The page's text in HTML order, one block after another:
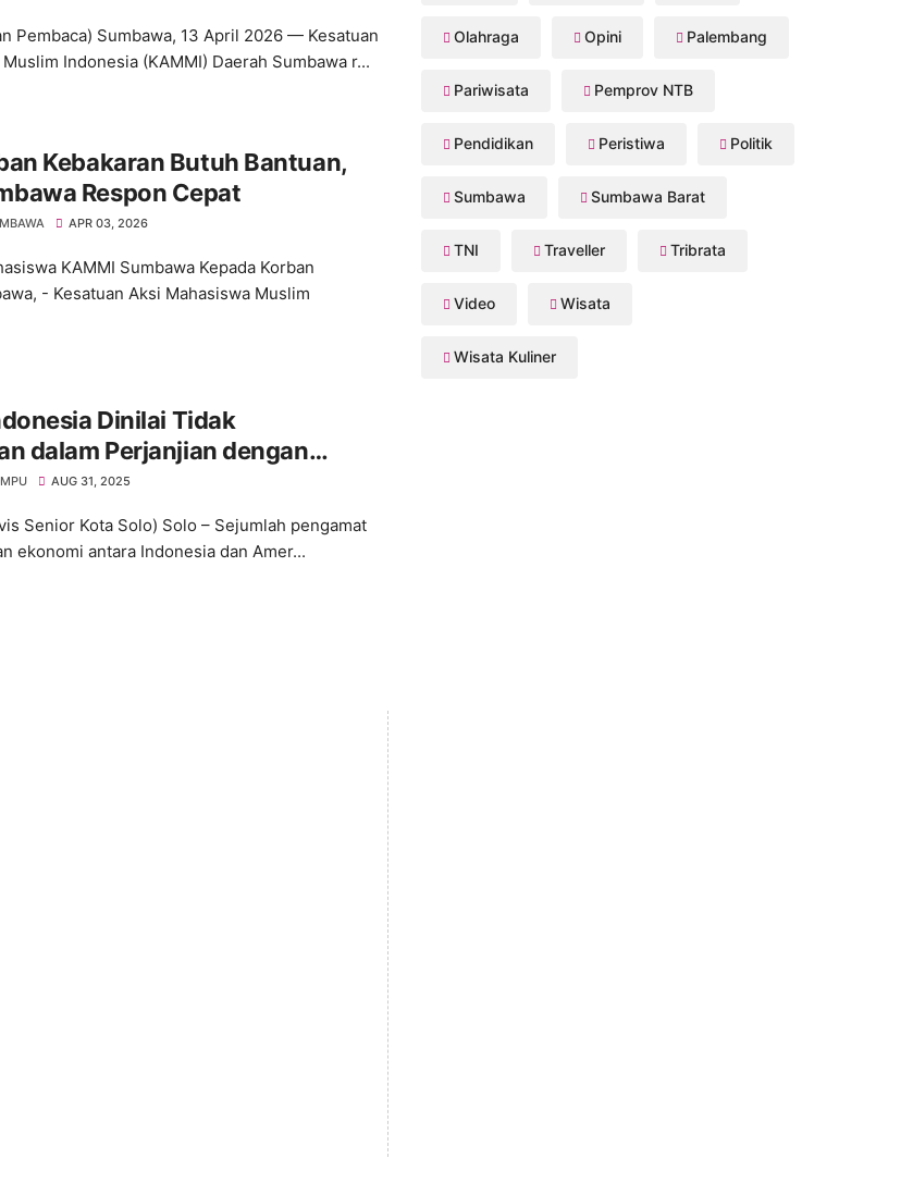
Pembaca) Sumbawa, 13 April 2026 — Kesatuan
Indonesia (KAMMI) Daerah Sumbawa r...
Kebakaran Butuh Bantuan,
Respon Cepat
APR 03, 2026
KAMMI Sumbawa Kepada Korban
- Kesatuan Aksi Mahasiswa Muslim
Dinilai Tidak
dalam Perjanjian dengan
Angkat Bicara
AUG 31, 2025
Senior Kota Solo) Solo – Sejumlah pengamat
ekonomi antara Indonesia dan Amer...
Olahraga Opini Palembang
Pariwisata Pemprov NTB
Pendidikan Peristiwa Politik
Sumbawa Sumbawa Barat
TNI Traveller Tribrata
Video Wisata
Wisata Kuliner